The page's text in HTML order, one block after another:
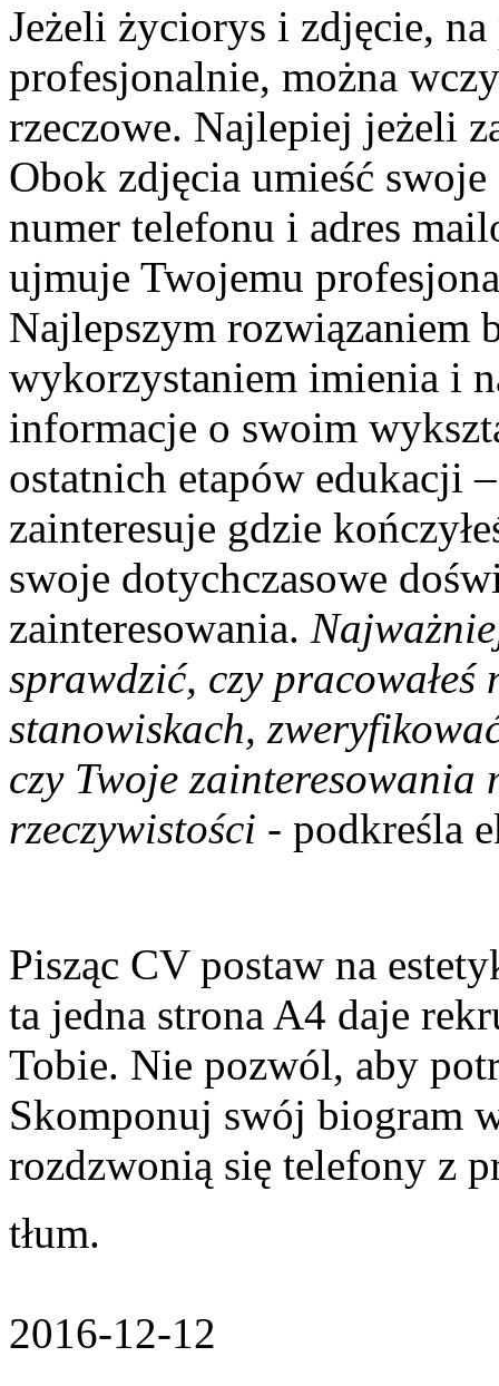
Jeżeli życiorys i zdjęcie,
profesjonalnie, można
rzeczowe. Najlepiej jeżeli
Obok zdjęcia umieść
numer telefonu i adres
ujmuje Twojemu
Najlepszym rozwiązaniem
wykorzystaniem imienia i
informacje o swoim
ostatnich etapów edukacji
zainteresuje gdzie
swoje dotychczasowe
zainteresowania.
sprawdzić, czy
stanowiskach,
czy Twoje
rzeczywistości - podkreśla
Pisząc CV postaw na
ta jedna strona A4 daje
Tobie. Nie pozwól, aby
Skomponuj swój biogram
rozdzwonią się telefony z
tłum.
2016-12-12